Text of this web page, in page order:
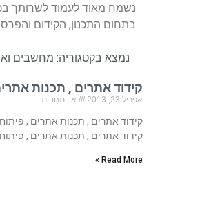
נשמח מאוד לעמוד לשרותך
בתחום התכנון, הקידום
נמצא בקטגוריה: מחשבים
קידוד אתרים , תכנות
אפריל 23, 2013 אין תגובות
קידוד אתרים , תכנות אתרים ,
קידוד אתרים , תכנות אתרים ,
Read More »